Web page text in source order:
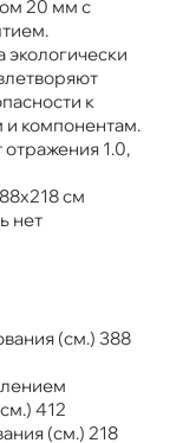
20 мм с
к
компонентам.
1.0,
см
нет
(см.) 388
412
(см.) 218